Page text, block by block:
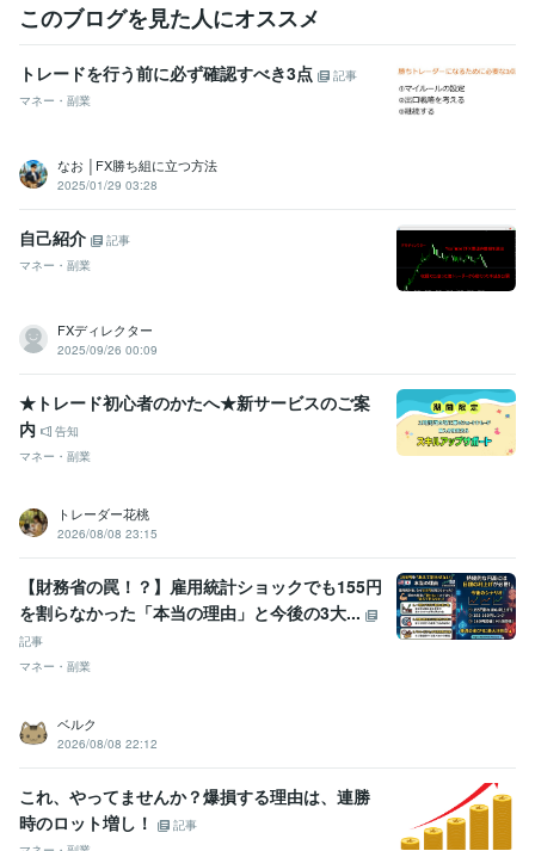
このブログを見た人にオススメ
トレードを行う前に必ず確認すべき3点
記事
マネー・副業
なお │FX勝ち組に立つ方法
2025/01/29 03:28
自己紹介
記事
マネー・副業
FXディレクター
2025/09/26 00:09
★トレード初心者のかたへ★新サービスのご案
内
告知
マネー・副業
トレーダー花桃
2026/08/08 23:15
​【財務省の罠！？】雇用統計ショックでも155円
を割らなかった「本当の理由」と今後の3大...
記事
マネー・副業
ベルク
2026/08/08 22:12
これ、やってませんか？爆損する理由は、連勝
時のロット増し！
記事